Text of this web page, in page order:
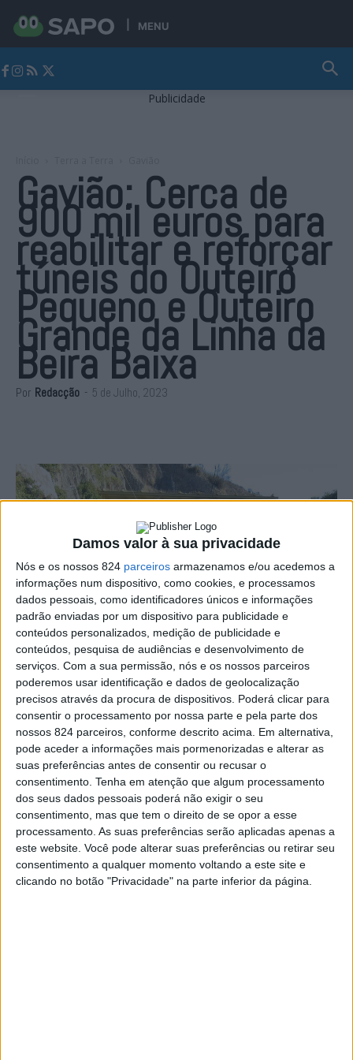
Damos valor à sua privacidade
Nós e os nossos 824 parceiros armazenamos e/ou acedemos a
informações num dispositivo, como cookies, e processamos
dados pessoais, como identificadores únicos e informações
padrão enviadas por um dispositivo para publicidade e
conteúdos personalizados, medição de publicidade e
conteúdos, pesquisa de audiências e desenvolvimento de
serviços. Com a sua permissão, nós e os nossos parceiros
poderemos usar identificação e dados de geolocalização
precisos através da procura de dispositivos. Poderá clicar para
consentir o processamento por nossa parte e pela parte dos
nossos 824 parceiros, conforme descrito acima. Em alternativa,
pode aceder a informações mais pormenorizadas e alterar as
suas preferências antes de consentir ou recusar o
consentimento. Tenha em atenção que algum processamento
dos seus dados pessoais poderá não exigir o seu
consentimento, mas que tem o direito de se opor a esse
processamento. As suas preferências serão aplicadas apenas a
este website. Você pode alterar suas preferências ou retirar seu
consentimento a qualquer momento voltando a este site e
clicando no botão "Privacidade" na parte inferior da página.
MENU
Publicidade
Gavião: Cerca de
900 mil euros para
reabilitar e reforçar
túneis do Outeiro
Pequeno e Outeiro
Grande da Linha da
Beira Baixa
Por Redacção - 5 de Julho, 2023
Foto de Arquivo
A Infra-estruturas de Portugal deu início aos trabalhos
de reabilitação e reforço dos túneis do Outeiro Pequeno
e Outeiro Grande, respectivamente aos quilómetros
35,141 e 35,412 da Linha da Beira Baixa, no concelho
de Gavião.
De acordo com a IP, esta intervenção implica um
investimento de 893 mil euros, tem um de prazo de